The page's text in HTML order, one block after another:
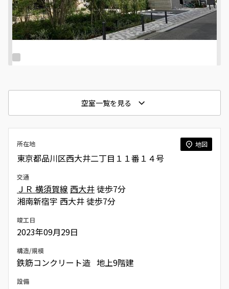
空室一覧を見る
所在地 地図
東京都品川区西大井二丁目１１番１４号
交通
ＪＲ 横須賀線 西大井徒歩7分
湘南新宿宇 西大井 徒歩7分
竣工日
2023年09月29日
構造/規模
鉄筋コンクリート造 地上9階建
設備